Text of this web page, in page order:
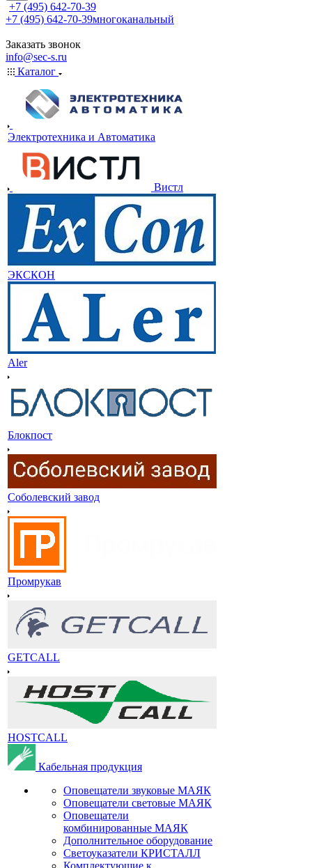
+7 (495) 642-70-39
+7 (495) 642-70-39многоканальный
Заказать звонок
info@sec-s.ru
Каталог
Электротехника и Автоматика
Вистл
ЭКСКОН
Aler
Блокпост
Соболевский завод
Промрукав
GETCALL
HOSTCALL
Кабельная продукция
Оповещатели звуковые МАЯК
Оповещатели световые МАЯК
Оповещатели
комбинированные МАЯК
Дополнительное оборудование
Светоуказатели КРИСТАЛЛ
Комплектующие к